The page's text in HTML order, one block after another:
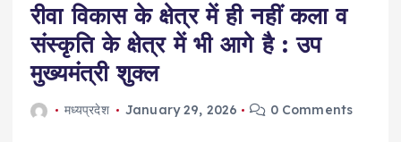
रीवा विकास के क्षेत्र में ही नहीं कला व
संस्कृति के क्षेत्र में भी आगे है : उप
मुख्यमंत्री शुक्ल
मध्यप्रदेश January 29, 2026 0 Comments